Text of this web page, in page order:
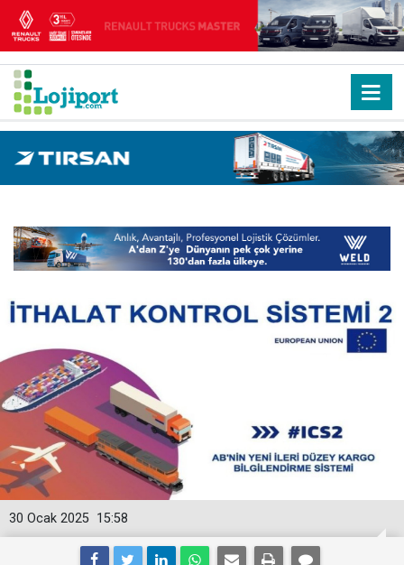
15:58
30 Ocak 2025